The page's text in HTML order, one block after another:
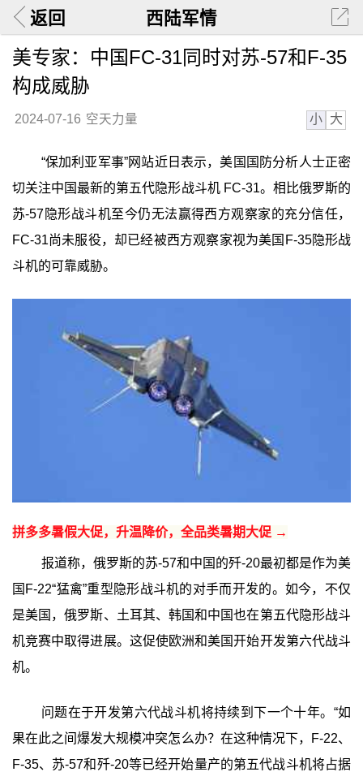
返回 西陆军情
美专家：中国FC-31同时对苏-57和F-35
构成威胁
2024-07-16 空天力量 小 大
“保加利亚军事”网站近日表示，美国国防分析人士正密
切关注中国最新的第五代隐形战斗机 FC-31。相比俄罗斯的
苏-57隐形战斗机至今仍无法赢得西方观察家的充分信任，
FC-31尚未服役，却已经被西方观察家视为美国F-35隐形战
斗机的可靠威胁。
拼多多暑假大促，升温降价，全品类暑期大促 →
报道称，俄罗斯的苏-57和中国的歼-20最初都是作为美
国F-22“猛禽”重型隐形战斗机的对手而开发的。如今，不仅
是美国，俄罗斯、土耳其、韩国和中国也在第五代隐形战斗
机竞赛中取得进展。这促使欧洲和美国开始开发第六代战斗
机。
问题在于开发第六代战斗机将持续到下一个十年。“如
果在此之间爆发大规模冲突怎么办？在这种情况下，F-22、
F-35、苏-57和歼-20等已经开始量产的第五代战斗机将占据